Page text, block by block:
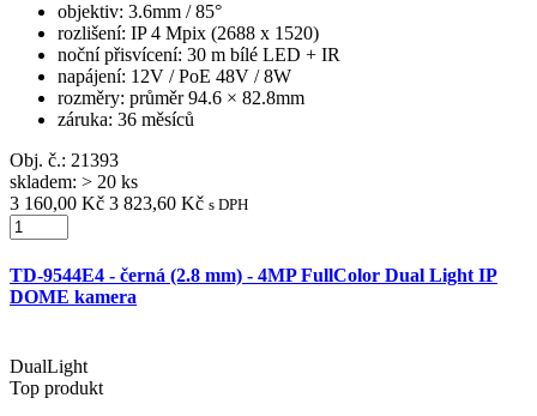
objektiv: 3.6mm / 85°
rozlišení: IP 4 Mpix (2688 x 1520)
noční přisvícení: 30 m bílé LED + IR
napájení: 12V / PoE 48V / 8W
rozměry: průměr 94.6 × 82.8mm
záruka: 36 měsíců
Obj. č.: 21393
skladem: > 20 ks
3 160,00 Kč 3 823,60 Kč s DPH
TD-9544E4 - černá (2.8 mm) - 4MP FullColor Dual Light IP
DOME kamera
DualLight
Top produkt